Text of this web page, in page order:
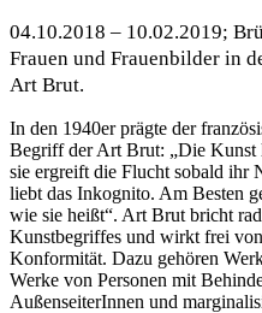
04.10.2018 – 10.02.2019;
Frauen und Frauenbilder in
Art Brut.
In den 1940er prägte der
Begriff der Art Brut: „Die Kunst
sie ergreift die Flucht sobald ihr
liebt das Inkognito. Am Besten
wie sie heißt“. Art Brut bricht
Kunstbegriffes und wirkt frei
Konformität. Dazu gehören
Werke von Personen mit
AußenseiterInnen und